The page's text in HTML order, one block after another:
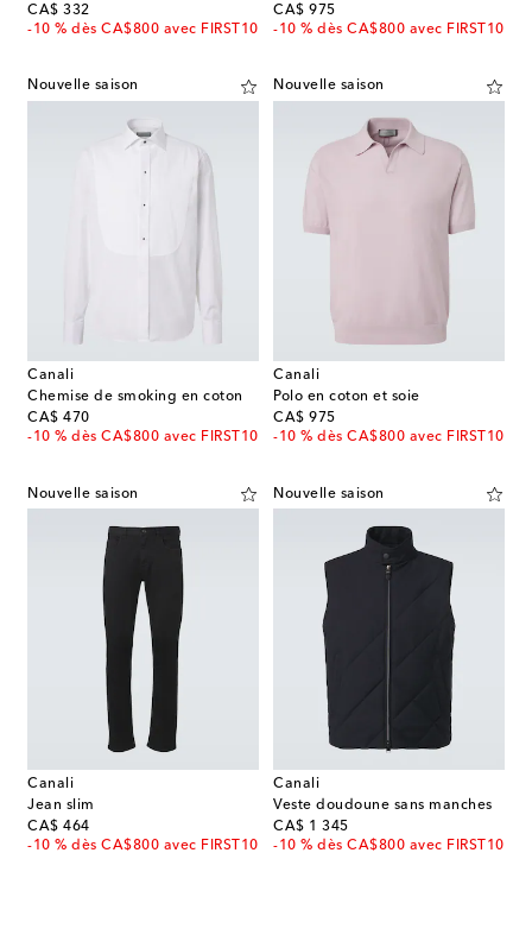
CA$ 332
original price
-10 % dès CA$800 avec FIRST10
CA$ 975
original price
-10 % dès CA$800 avec FIRST10
Nouvelle saison
Canali
Chemise de smoking en coton
CA$ 470
original price
-10 % dès CA$800 avec FIRST10
Nouvelle saison
Canali
Polo en coton et soie
CA$ 975
original price
-10 % dès CA$800 avec FIRST10
Nouvelle saison
Canali
Jean slim
CA$ 464
original price
-10 % dès CA$800 avec FIRST10
Nouvelle saison
Canali
Veste doudoune sans manches
CA$ 1 345
original price
-10 % dès CA$800 avec FIRST10